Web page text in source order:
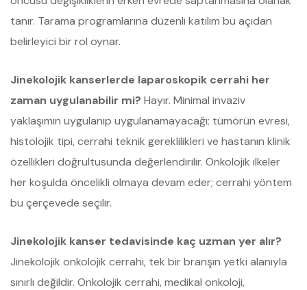
tanır. Tarama programlarına düzenli katılım bu açıdan
belirleyici bir rol oynar.
Jinekolojik kanserlerde laparoskopik cerrahi her
zaman uygulanabilir mi? Hayır. Minimal invaziv
yaklaşımın uygulanıp uygulanamayacağı; tümörün evresi,
histolojik tipi, cerrahi teknik gereklilikleri ve hastanın klinik
özellikleri doğrultusunda değerlendirilir. Onkolojik ilkeler
her koşulda öncelikli olmaya devam eder; cerrahi yöntem
bu çerçevede seçilir.
Jinekolojik kanser tedavisinde kaç uzman yer alır?
Jinekolojik onkolojik cerrahi, tek bir branşın yetki alanıyla
sınırlı değildir. Onkolojik cerrahi, medikal onkoloji,